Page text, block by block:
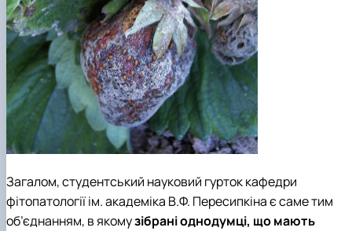
Загалом, студентський науковий гурток кафедри
фітопатології ім. академіка В.Ф. Пересипкіна є саме тим
об’єднанням, в якомузібрані однодумці, що мають